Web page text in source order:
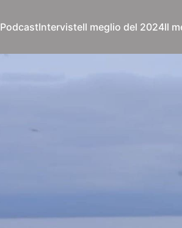
PodcastIntervisteIl meglio del 2024Il